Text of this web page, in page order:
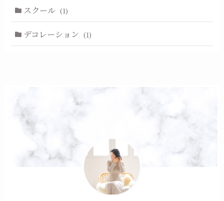
スクール (1)
デコレーション (1)